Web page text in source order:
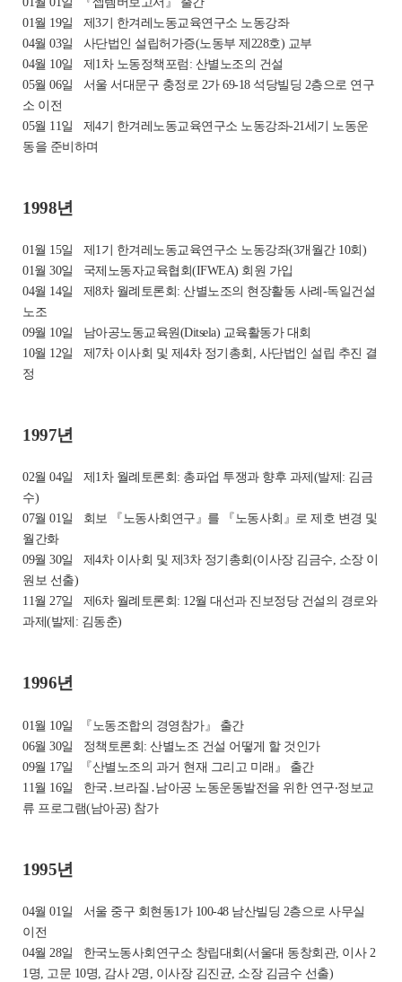
01월 19일
제3기 한겨레노동교육연구소 노동강좌
04월 03일
사단법인 설립허가증(노동부 제228호) 교부
04월 10일
제1차 노동정책포럼: 산별노조의 건설
05월 06일
서울 서대문구 충정로 2가 69-18 석당빌딩 2층으로 연구
소 이전
05월 11일
제4기 한겨레노동교육연구소 노동강좌-21세기 노동운
동을 준비하며
1998년
01월 15일
제1기 한겨레노동교육연구소 노동강좌(3개월간 10회)
01월 30일
국제노동자교육협회(IFWEA) 회원 가입
04월 14일
제8차 월례토론회: 산별노조의 현장활동 사례-독일건설
노조
09월 10일
남아공노동교육원(Ditsela) 교육활동가 대회
10월 12일
제7차 이사회 및 제4차 정기총회, 사단법인 설립 추진 결
정
1997년
02월 04일
제1차 월례토론회: 총파업 투쟁과 향후 과제(발제: 김금
수)
07월 01일
회보 『노동사회연구』를 『노동사회』로 제호 변경 및
월간화
09월 30일
제4차 이사회 및 제3차 정기총회(이사장 김금수, 소장 이
원보 선출)
11월 27일
제6차 월례토론회: 12월 대선과 진보정당 건설의 경로와
과제(발제: 김동춘)
1996년
01월 10일
『노동조합의 경영참가』 출간
06월 30일
정책토론회: 산별노조 건설 어떻게 할 것인가
09월 17일
『산별노조의 과거 현재 그리고 미래』 출간
11월 16일
한국․브라질․남아공 노동운동발전을 위한 연구‧정보교
류 프로그램(남아공) 참가
1995년
04월 01일
서울 중구 회현동1가 100-48 남산빌딩 2층으로 사무실
이전
04월 28일
한국노동사회연구소 창립대회(서울대 동창회관, 이사 2
1명, 고문 10명, 감사 2명, 이사장 김진균, 소장 김금수 선출)